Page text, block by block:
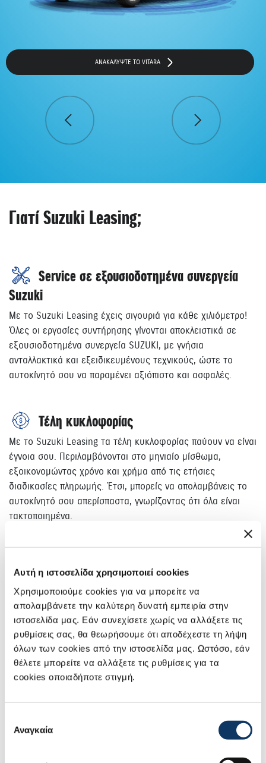
Αυτή η ιστοσελίδα χρησιμοποιεί cookies
Χρησιμοποιούμε cookies για να μπορείτε να
απολαμβάνετε την καλύτερη δυνατή εμπειρία στην
ιστοσελίδα μας. Εάν συνεχίσετε χωρίς να αλλάξετε τις
ρυθμίσεις σας, θα θεωρήσουμε ότι αποδέχεστε τη λήψη
όλων των cookies από την ιστοσελίδα μας. Ωστόσο, εάν
θέλετε μπορείτε να αλλάξετε τις ρυθμίσεις για τα
cookies οποιαδήποτε στιγμή.
συγκατάθεσης
Αναγκαία
ΑΝΑΚΑΛΥΨΤΕ ΤΟ VITARA
Γιατί Suzuki Leasing;
Service σε εξουσιοδοτημένα συνεργεία
Suzuki
Με το Suzuki Leasing έχεις σιγουριά για κάθε χιλιόμετρο!
Όλες οι εργασίες συντήρησης γίνονται αποκλειστικά σε
εξουσιοδοτημένα συνεργεία SUZUKI, με γνήσια
ανταλλακτικά και εξειδικευμένους τεχνικούς, ώστε το
αυτοκίνητό σου να παραμένει αξιόπιστο και ασφαλές.
Αλλαγή ελαστικών ανά 40.000 χλμ.
Η ασφάλειά σου ξεκινά από τους τροχούς! Στο Suzuki
Τέλη κυκλοφορίας
Με το Suzuki Leasing τα τέλη κυκλοφορίας παύουν να είναι
έγνοια σου. Περιλαμβάνονται στο μηνιαίο μίσθωμα,
εξοικονομώντας χρόνο και χρήμα από τις ετήσιες
διαδικασίες πληρωμής. Έτσι, μπορείς να απολαμβάνεις το
αυτοκίνητό σου απερίσπαστα, γνωρίζοντας ότι όλα είναι
τακτοποιημένα.
Πλήρη ασφαλιστική κάλυψη
καλυμμένος! Η μικτή ασφάλεια που περιλαμβάνει το Suzuki
Leasing σε προστατεύει από ζημιές, ατυχήματα ή κλοπή. Σε
κάθε μεμονωμένο περιστατικό, το μόνο που καλείσαι να
καλύψεις είναι η συμφωνημένη απαλλαγή ευθύνης. Έτσι,
απολαμβάνεις την εμπειρία οδήγησης του Suzuki σου
χωρίς άγχος για απρόοπτα.